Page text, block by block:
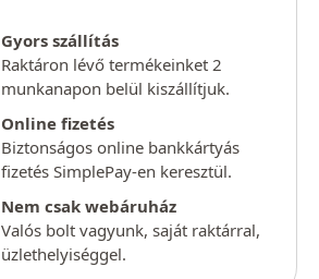
Gyors szállítás
Raktáron lévő termékeinket 2
munkanapon belül kiszállítjuk.
Online fizetés
Biztonságos online bankkártyás
fizetés SimplePay-en keresztül.
Nem csak webáruház
Valós bolt vagyunk, saját raktárral,
üzlethelyiséggel.